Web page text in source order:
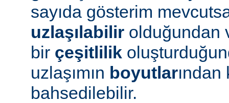
sayıda gösterim
uzlaşılabilir olduğundan
bir çeşitlilik
uzlaşımın boyutlarından
bahsedilebilir.